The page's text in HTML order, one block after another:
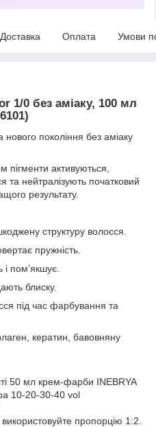
Доставка Оплата Умови
1/0 без амiаку, 100 мл
покоління без аміаку
пігменти активуються,
та нейтралізують початковий
результату.
структуру волосся.
пружність.
і пом’якшує.
блиску.
під час фарбування та
кератин, бавовняну
50 мл крем-фарби INEBRYA
10-20-30-40 vol
пропорцію 1:2.